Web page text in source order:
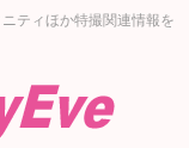
ティほか特撮関連情報を